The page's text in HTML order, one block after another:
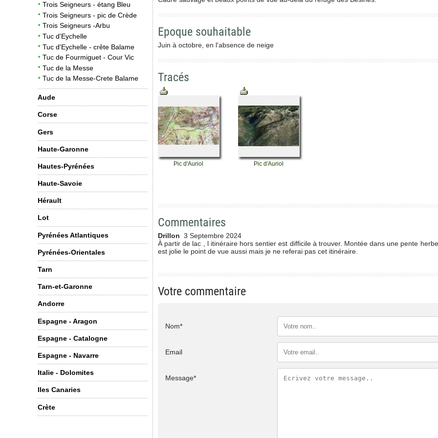
Trois Seigneurs - étang Bleu
Trois Seigneurs - pic de Crède
Trois Seigneurs -Arbu
Tuc d'Eychelle
Tuc d'Eychelle - crête Balame
Tuc de Fourmiguet - Cour Vic
Tuc de la Messe
Tuc de la Messe-Crete Balame
Aude
Corse
Gers
Haute-Garonne
Hautes-Pyrénées
Haute-Savoie
Hérault
Lot
Pyrénées Atlantiques
Pyrénées-Orientales
Tarn
Tarn-et-Garonne
Andorre
Espagne - Aragon
Espagne - Catalogne
Espagne - Navarre
Italie - Dolomites
Iles Canaries
Crète
Epoque souhaitable
Juin à octobre, en l'absence de neige
Tracés
Pic d'Auriol Pic d'Auriol
Commentaires
Drillon 3 Septembre 2024
À partir de lac , l itinéraire hors sentier est difficile à trouver. Montée dans une pente
est jolie le point de vue aussi mais je ne referai pas cet itinéraire.
Votre commentaire
Nom*
Email
Message*